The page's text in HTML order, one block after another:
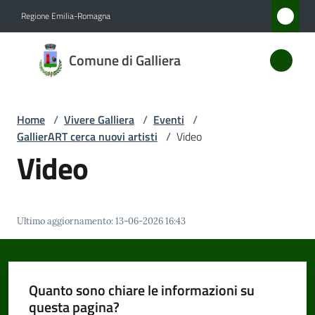
Regione Emilia-Romagna
Comune di Galliera
Comune
di
Servizi
Vivere
Galliera
Menu selezionato
Home / Vivere Galliera / Eventi /
GallierART cerca nuovi artisti / Video
Video
Ultimo aggiornamento:13-06-2026 16:43
Quanto sono chiare le informazioni su
questa pagina?